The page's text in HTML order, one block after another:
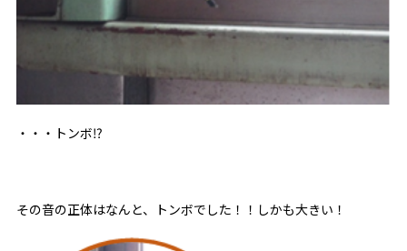
・・・トンボ⁉
その音の正体はなんと、トンボでした！！しかも大きい！